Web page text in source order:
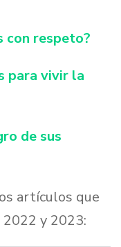
con respeto?
para vivir la
de sus
artículos que
y 2023: